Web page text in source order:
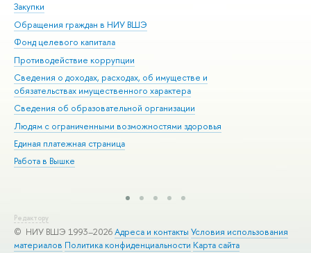
Закупки
Обращения граждан в НИУ ВШЭ
Фонд целевого капитала
Противодействие коррупции
Сведения о доходах, расходах, об имуществе и
обязательствах имущественного характера
Сведения об образовательной организации
Людям с ограниченными возможностями здоровья
Единая платежная страница
Работа в Вышке
Редактору
© НИУ ВШЭ 1993–2026Адреса и контакты Условия использования
материалов Политика конфиденциальности Карта сайта